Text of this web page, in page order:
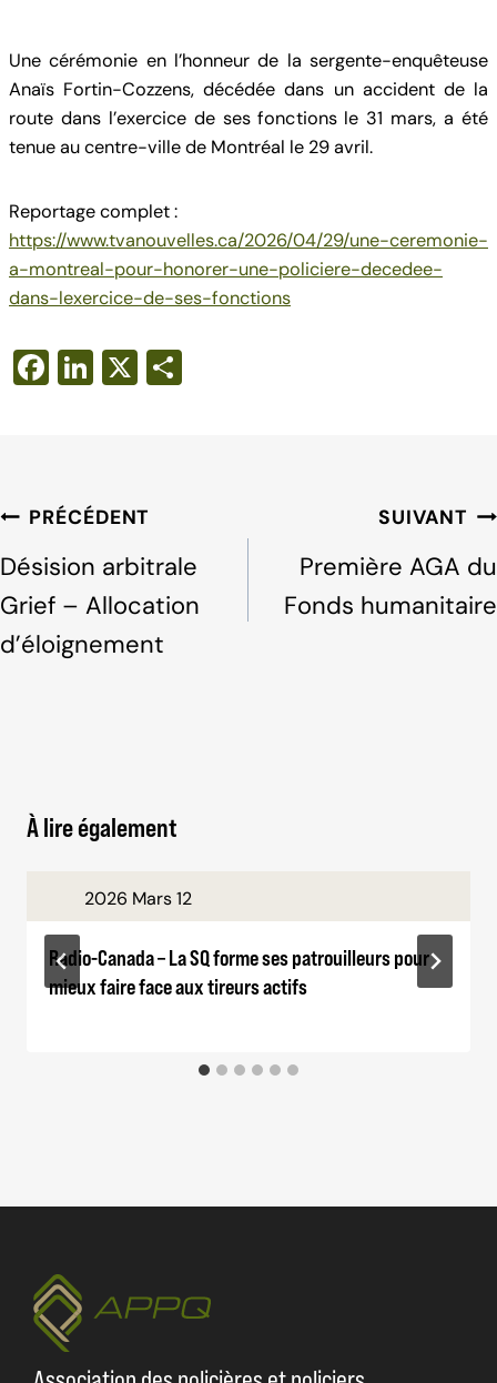
Une cérémonie en l’honneur de la sergente-enquêteuse
Anaïs Fortin-Cozzens, décédée dans un accident de la
route dans l’exercice de ses fonctions le 31 mars, a été
tenue au centre-ville de Montréal le 29 avril.
Reportage complet :
https://www.tvanouvelles.ca/2026/04/29/une-ceremonie-
a-montreal-pour-honorer-une-policiere-decedee-
dans-lexercice-de-ses-fonctions
F
b
o
o
k
Li
dI
X
Navigation
l'article
PRÉCÉDENT
Désision arbitrale
Grief – Allocation
d’éloignement
SUIVANT
Première AGA du
Fonds humanitaire
À lire également
2026 Mars 12
Radio-Canada – La SQ forme ses patrouilleurs pour
mieux faire face aux tireurs actifs